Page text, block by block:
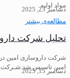
مواد اولیه
مطالعه‌ی بیشتر
دسامبر 23, 2025
تحلیل شرکت
امین تاسیس شد.شـركت
دسامبر 15, 2025